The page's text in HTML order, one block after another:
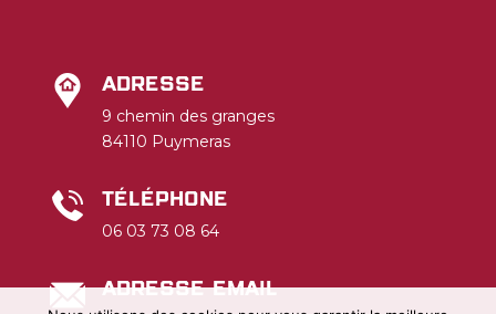
Adresse
9 chemin des granges
84110 Puymeras
Téléphone
06 03 73 08 64
Adresse email